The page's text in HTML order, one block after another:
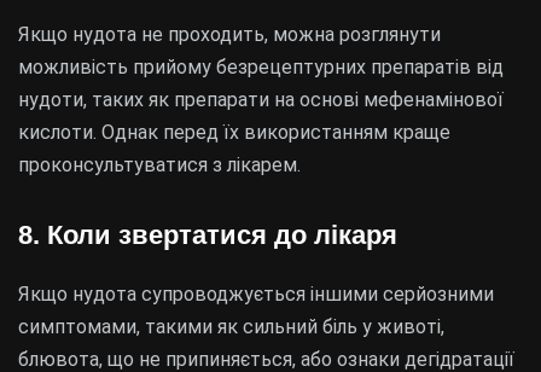
Якщо нудота не проходить, можна розглянути
можливість прийому безрецептурних препаратів від
нудоти, таких як препарати на основі мефенамінової
кислоти. Однак перед їх використанням краще
проконсультуватися з лікарем.
8. Коли звертатися до лікаря
Якщо нудота супроводжується іншими серйозними
симптомами, такими як сильний біль у животі,
блювота, що не припиняється, або ознаки дегідратації